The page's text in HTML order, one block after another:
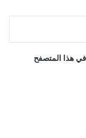
في هذا المتصفح